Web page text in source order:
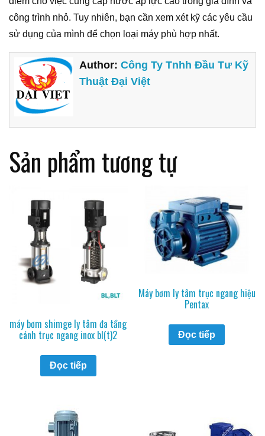
công trình nhỏ. Tuy nhiên, bạn cần xem xét kỹ các yêu cầu
sử dụng của mình để chọn loại máy phù hợp nhất.
Author:Công Ty Tnhh Đầu Tư Kỹ
Thuật Đại Việt
Sản phẩm tương tự
máy bơm shimge ly tâm đa tầng
cánh trục ngang inox bl(t)2
Đọc tiếp
Máy bơm ly tâm trục ngang hiệu
Pentax
Đọc tiếp